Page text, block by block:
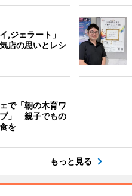
,ジェラート」
店の思いとレシ
で「朝の木育ワ
」 親子でもの
を
もっと見る